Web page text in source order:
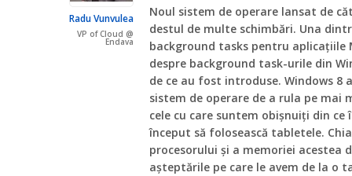
Radu Vunvulea
VP of Cloud @
Endava
Noul sistem de operare lansat de
destul de multe schimbări. Una
background tasks pentru aplicaţiile
despre background task-urile din
de ce au fost introduse. Windows 8
sistem de operare de a rula pe mai
cele cu care suntem obişnuiţi din
început să folosească tabletele.
procesorului şi a memoriei acestea
aşteptările pe care le avem de la o